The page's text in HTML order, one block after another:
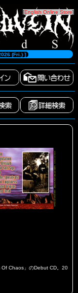
[English Online Store]
(Fri.) ]
Chaos」のDebut CD。20